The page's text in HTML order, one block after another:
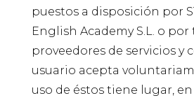
puestos a disposición por
English Academy S.L. o por
proveedores de servicios y
usuario acepta
uso de éstos tiene lugar,